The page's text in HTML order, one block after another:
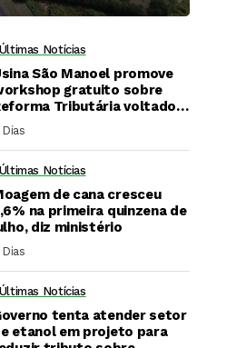
Notícias
São Manoel promove
gratuito sobre
Tributária voltado
agronegócio.
Notícias
de cana cresceu
na primeira quinzena de
diz ministério
Notícias
tenta atender setor
etanol em projeto para